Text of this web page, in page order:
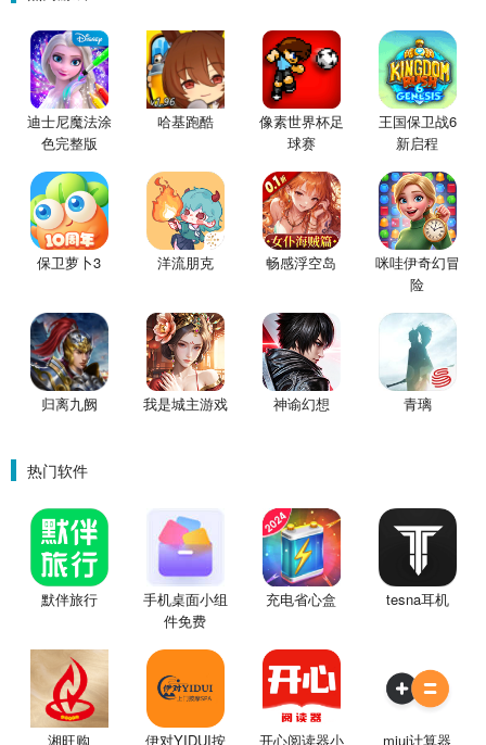
迪士尼魔法涂
色完整版
哈基跑酷
像素世界杯足
球赛
王国保卫战6
新启程
保卫萝卜3 洋流朋克 畅感浮空岛
咪哇伊奇幻冒
险
归离九阙 我是城主游戏 神谕幻想 青璃
热门软件
默伴旅行
手机桌面小组
件免费
充电省心盒 tesna耳机
湘旺购 伊对YIDUI按 开心阅读器小 miui计算器